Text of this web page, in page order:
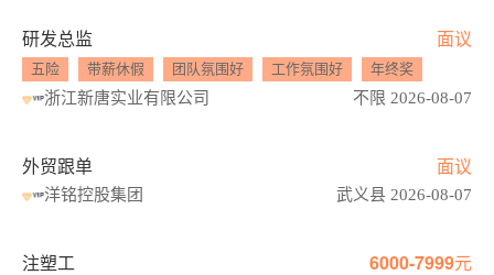
研发总监 面议
五险 带薪休假 团队氛围好 工作氛围好 年终奖
浙江新唐实业有限公司 不限 2026-08-07
外贸跟单 面议
洋铭控股集团 武义县 2026-08-07
注塑工 6000-7999元